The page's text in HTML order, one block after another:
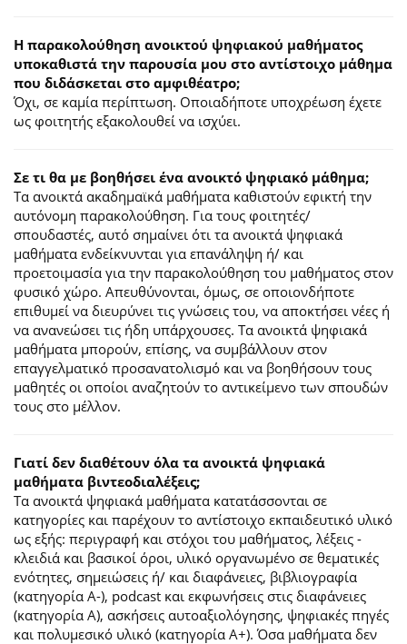
Η παρακολούθηση ανοικτού ψηφιακού μαθήματος
υποκαθιστά την παρουσία μου στο αντίστοιχο μάθημα
που διδάσκεται στο αμφιθέατρο;
Όχι, σε καμία περίπτωση. Οποιαδήποτε υποχρέωση έχετε
ως φοιτητής εξακολουθεί να ισχύει.
Σε τι θα με βοηθήσει ένα ανοικτό ψηφιακό μάθημα;
Τα ανοικτά ακαδημαϊκά μαθήματα καθιστούν εφικτή την
αυτόνομη παρακολούθηση. Για τους φοιτητές/
σπουδαστές, αυτό σημαίνει ότι τα ανοικτά ψηφιακά
μαθήματα ενδείκνυνται για επανάληψη ή/ και
προετοιμασία για την παρακολούθηση του μαθήματος στον
φυσικό χώρο. Απευθύνονται, όμως, σε οποιονδήποτε
επιθυμεί να διευρύνει τις γνώσεις του, να αποκτήσει νέες ή
να ανανεώσει τις ήδη υπάρχουσες. Τα ανοικτά ψηφιακά
μαθήματα μπορούν, επίσης, να συμβάλλουν στον
επαγγελματικό προσανατολισμό και να βοηθήσουν τους
μαθητές οι οποίοι αναζητούν το αντικείμενο των σπουδών
τους στο μέλλον.
Γιατί δεν διαθέτουν όλα τα ανοικτά ψηφιακά
μαθήματα βιντεοδιαλέξεις;
Τα ανοικτά ψηφιακά μαθήματα κατατάσσονται σε
κατηγορίες και παρέχουν το αντίστοιχο εκπαιδευτικό υλικό
ως εξής: περιγραφή και στόχοι του μαθήματος, λέξεις -
κλειδιά και βασικοί όροι, υλικό οργανωμένο σε θεματικές
ενότητες, σημειώσεις ή/ και διαφάνειες, βιβλιογραφία
(κατηγορία Α-), podcast και εκφωνήσεις στις διαφάνειες
(κατηγορία Α), ασκήσεις αυτοαξιολόγησης, ψηφιακές πηγές
και πολυμεσικό υλικό (κατηγορία Α+). Όσα μαθήματα δεν